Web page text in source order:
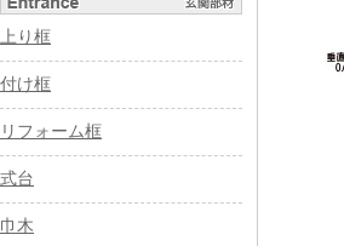
上り框
付け框
リフォーム框
式台
巾木